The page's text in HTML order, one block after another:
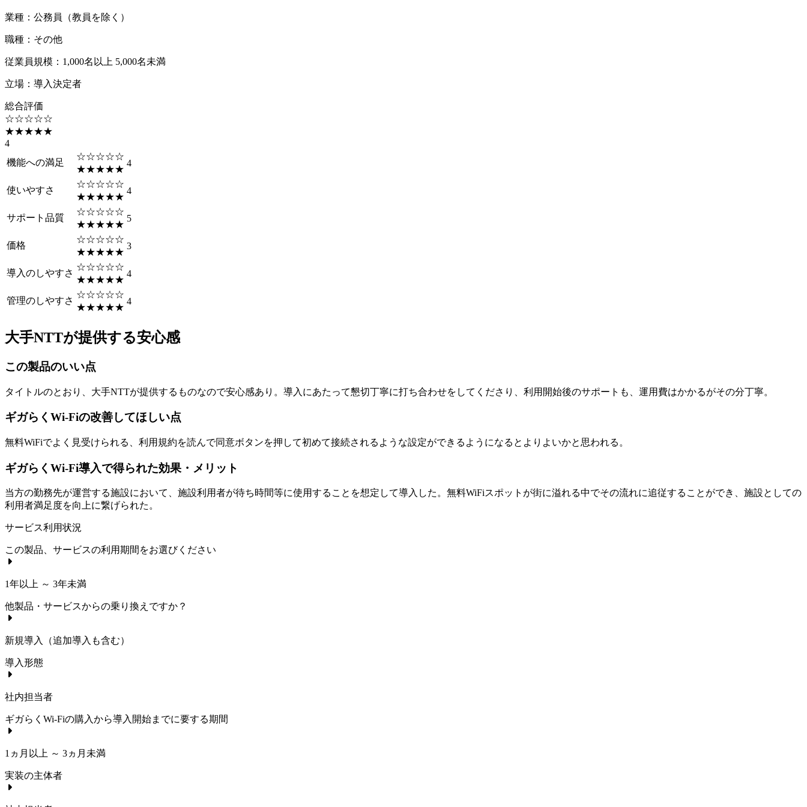
業種 ： 公務員（教員を除く）
職種 ： その他
従業員規模 ： 1,000名以上 5,000名未満
立場 ： 導入決定者
総合評価
☆☆☆☆☆
★★★★★
4
機能への満足
☆☆☆☆☆
★★★★★
4
使いやすさ
☆☆☆☆☆
★★★★★
4
サポート品質
☆☆☆☆☆
★★★★★
5
価格
☆☆☆☆☆
★★★★★
3
導入のしやすさ
☆☆☆☆☆
★★★★★
4
管理のしやすさ
☆☆☆☆☆
★★★★★
4
大手NTTが提供する安心感
この製品のいい点
タイトルのとおり、大手NTTが提供するものなので安心感あり。導入にあたって懇切丁寧に打ち合わせをしてくださり、利用開始後のサポートも、運用費はかかるがその分丁寧。
ギガらくWi-Fiの改善してほしい点
無料WiFiでよく見受けられる、利用規約を読んで同意ボタンを押して初めて接続されるような設定ができるようになるとよりよいかと思われる。
ギガらくWi-Fi導入で得られた効果・メリット
当方の勤務先が運営する施設において、施設利用者が待ち時間等に使用することを想定して導入した。無料WiFiスポットが街に溢れる中でその流れに追従することができ、施設としての
利用者満足度を向上に繋げられた。
サービス利用状況
この製品、サービスの利用期間をお選びください
1年以上 ～ 3年未満
他製品・サービスからの乗り換えですか？
新規導入（追加導入も含む）
導入形態
社内担当者
ギガらくWi-Fiの購入から導入開始までに要する期間
1ヵ月以上 ～ 3ヵ月未満
実装の主体者